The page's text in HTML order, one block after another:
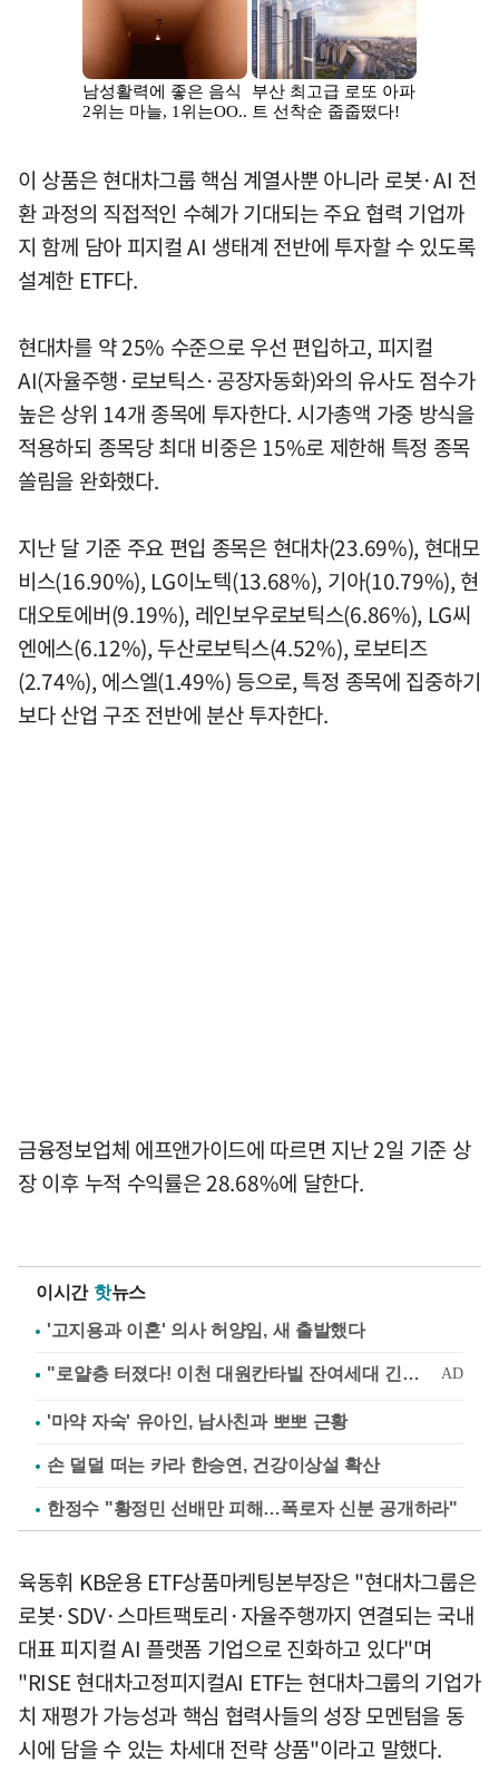
이 상품은 현대차그룹 핵심 계열사뿐 아니라 로봇·AI 전
환 과정의 직접적인 수혜가 기대되는 주요 협력 기업까
지 함께 담아 피지컬 AI 생태계 전반에 투자할 수 있도록
설계한 ETF다.
현대차를 약 25% 수준으로 우선 편입하고, 피지컬
AI(자율주행·로보틱스·공장자동화)와의 유사도 점수가
높은 상위 14개 종목에 투자한다. 시가총액 가중 방식을
적용하되 종목당 최대 비중은 15%로 제한해 특정 종목
쏠림을 완화했다.
지난 달 기준 주요 편입 종목은 현대차(23.69%), 현대모
비스(16.90%), LG이노텍(13.68%), 기아(10.79%), 현
대오토에버(9.19%), 레인보우로보틱스(6.86%), LG씨
엔에스(6.12%), 두산로보틱스(4.52%), 로보티즈
(2.74%), 에스엘(1.49%) 등으로, 특정 종목에 집중하기
보다 산업 구조 전반에 분산 투자한다.
금융정보업체 에프앤가이드에 따르면 지난 2일 기준 상
장 이후 누적 수익률은 28.68%에 달한다.
이시간 핫뉴스
'고지용과 이혼' 의사 허양임, 새 출발했다
'마약 자숙' 유아인, 남사친과 뽀뽀 근황
손 덜덜 떠는 카라 한승연, 건강이상설 확산
한정수 "황정민 선배만 피해…폭로자 신분 공개하라"
육동휘 KB운용 ETF상품마케팅본부장은 "현대차그룹은
로봇·SDV·스마트팩토리·자율주행까지 연결되는 국내
대표 피지컬 AI 플랫폼 기업으로 진화하고 있다"며
"RISE 현대차고정피지컬AI ETF는 현대차그룹의 기업가
치 재평가 가능성과 핵심 협력사들의 성장 모멘텀을 동
시에 담을 수 있는 차세대 전략 상품"이라고 말했다.